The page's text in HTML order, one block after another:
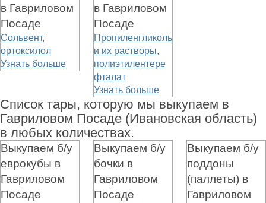
в Гавриловом
Посаде
Сольвент,
ортоксилол
Узнать больше
в Гавриловом
Посаде
Пропиленгликоль
и их растворы,
полиэтилентере
фталат
Узнать больше
Список тары, которую мы выкупаем в
Гавриловом Посаде (Ивановская область)
в любых количествах.
Выкупаем б/у
еврокубы в
Гавриловом
Посаде
Выкупаем б/у
бочки в
Гавриловом
Посаде
Выкупаем б/у
поддоны
(паллеты) в
Гавриловом